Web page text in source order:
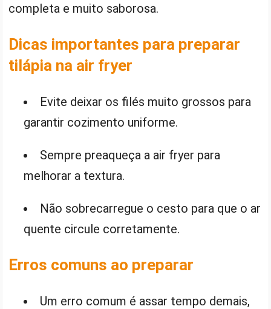
completa e muito saborosa.
Dicas importantes para preparar
tilápia na air fryer
Evite deixar os filés muito grossos para
garantir cozimento uniforme.
Sempre preaqueça a air fryer para
melhorar a textura.
Não sobrecarregue o cesto para que o ar
quente circule corretamente.
Erros comuns ao preparar
Um erro comum é assar tempo demais,